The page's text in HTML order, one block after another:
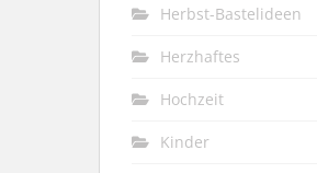
Herbst-Bastelideen
Herzhaftes
Hochzeit
Kinder